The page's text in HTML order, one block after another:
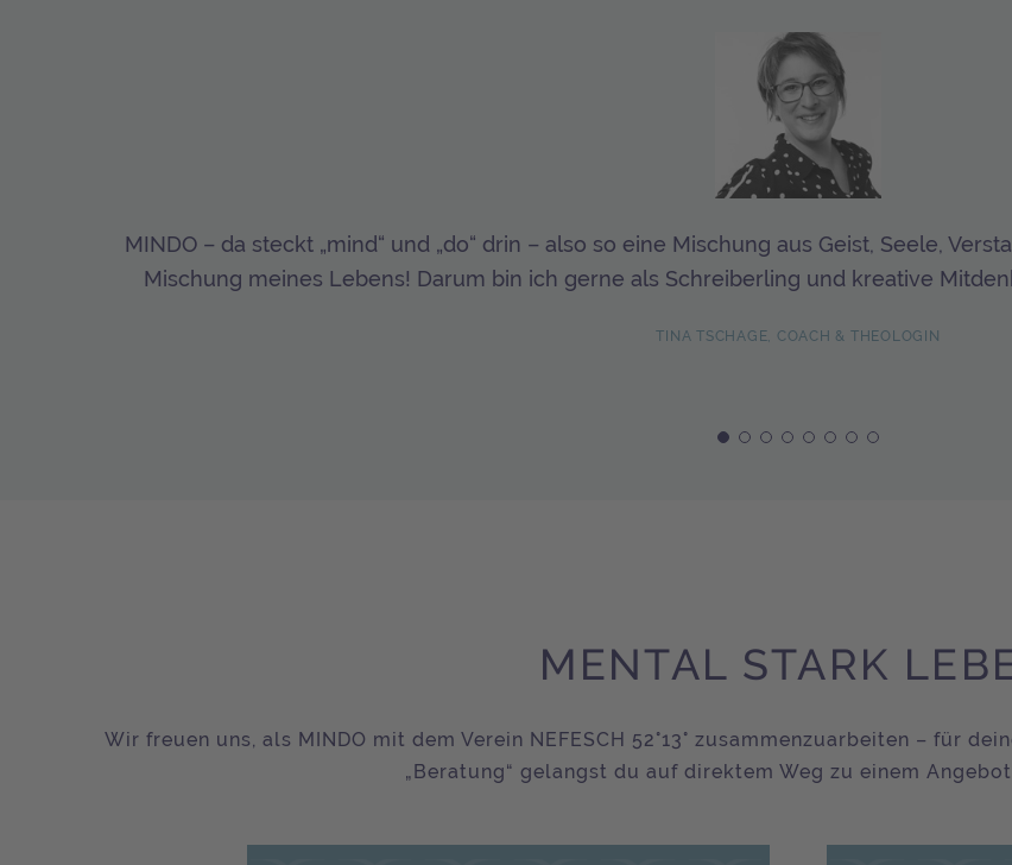
MINDO – da steckt „mind“ und „do“ drin – also so eine Mischung aus Geist, Seele,
Mischung meines Lebens! Darum bin ich gerne als Schreiberling und kreative
TINA TSCHAGE, COACH & THEOLOGIN
MENTAL STARK
Wir freuen uns, als MINDO mit dem Verein NEFESCH 52°13° zusammenzuarbeiten – für
„Beratung“ gelangst du auf direktem Weg zu einem